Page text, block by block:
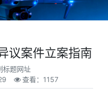
议案件立案指南
标题网址
查看：1157